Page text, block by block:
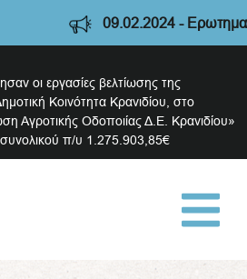
09.02.2024 -
οι εργασίες βελτίωσης της
Κοινότητα Κρανιδίου, στο
Αγροτικής Οδοποιίας Δ.Ε. Κρανιδίου»
π/υ 1.275.903,85€